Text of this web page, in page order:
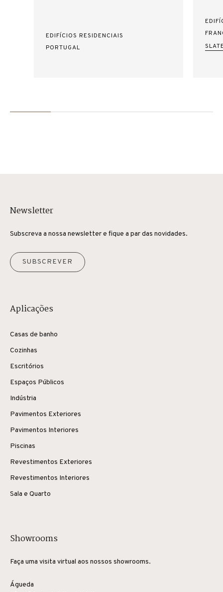
EDIFÍCIOS RESIDENCIAIS
PORTUGAL
Newsletter
Subscreva a nossa newsletter e fique a par das novidades.
SUBSCREVER
Aplicações
Casas de banho
Cozinhas
Escritórios
Espaços Públicos
Indústria
Pavimentos Exteriores
Pavimentos Interiores
Piscinas
Revestimentos Exteriores
Revestimentos Interiores
Sala e Quarto
Showrooms
Faça uma visita virtual aos nossos showrooms.
Águeda